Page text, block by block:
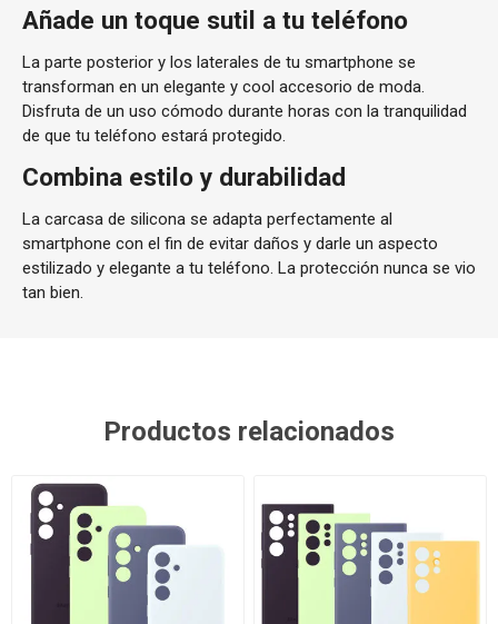
Añade un toque sutil a tu teléfono
La parte posterior y los laterales de tu smartphone se
transforman en un elegante y cool accesorio de moda.
Disfruta de un uso cómodo durante horas con la tranquilidad
de que tu teléfono estará protegido.
Combina estilo y durabilidad
La carcasa de silicona se adapta perfectamente al
smartphone con el fin de evitar daños y darle un aspecto
estilizado y elegante a tu teléfono. La protección nunca se vio
tan bien.
Productos relacionados